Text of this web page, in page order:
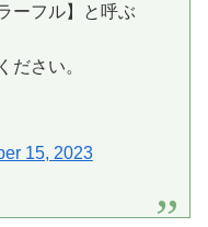
ーフル】と呼ぶ
ださい。
15, 2023